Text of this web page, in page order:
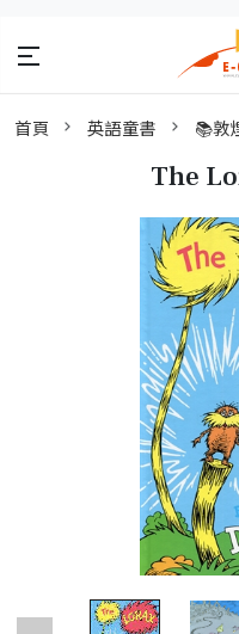
首頁 英語童書 📚敦
The